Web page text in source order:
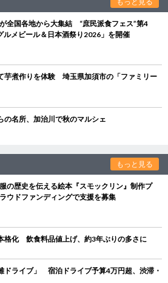
全国各地から大集結 “庶民派食フェス”第4
ルメビール＆日本酒祭り2026」を開催
芋煮作りを体験 埼玉県加須市の「ファミリー
の名所、加治川で秋のマルシェ
もっと見る
の歴史を伝える絵本『スモックリン』制作プ
ウドファンディングで支援を募集
格化 飲食料品値上げ、約3年ぶりの多さに
ドライブ」 宿泊ドライブ予算4万円超、渋滞・